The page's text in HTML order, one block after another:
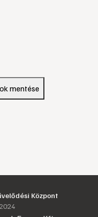
mentése
Központ